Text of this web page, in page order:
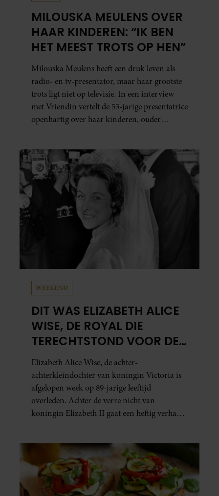
MILOUSKA MEULENS OVER
HAAR KINDEREN: “IK BEN
HET MEEST TROTS OP HEN”
Milouska Meulens heeft een druk leven als
radio- en tv-presentator, maar haar grootste
trots ligt niet op televisie. In een interview
met Vriendin vertelt de 53-jarige presentatrice
openhartig over haar kinderen, ouder
welke levenslessen haar vandaag de dag het
meest bezighouden.
WEEKEND
DIT WAS ELIZABETH ALICE
WISE, DE ROYAL DIE
TERECHTSTOND VOOR DE
DOOD VAN HAAR BABY
Elizabeth Alice Wise, de achter-
achterkleindochter van koningin Victoria is
afgelopen week op 89-jarige leeftijd
overleden. Achter de verre nicht van
koningin Elizabeth II gaat een heftig verhaal